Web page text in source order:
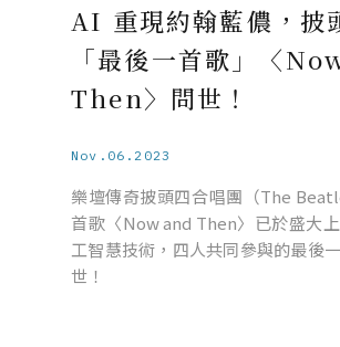
AI 重現約翰藍儂，披
「最後一首歌」〈
Then〉問世！
Nov.06.2023
樂壇傳奇披頭四合唱團（The
首歌〈Now and Then〉已於盛大
工智慧技術，四人共同參與的最後
世！